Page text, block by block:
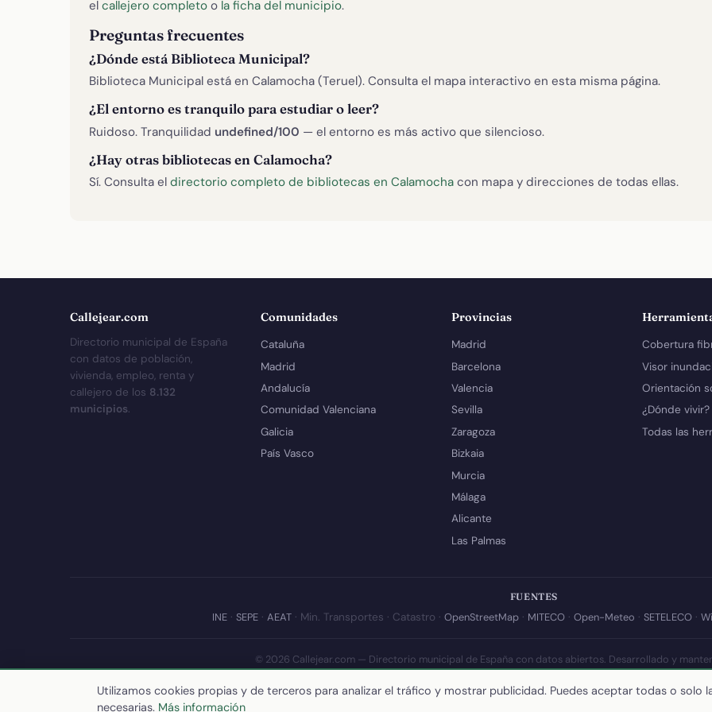
el callejero completo o la ficha del municipio.
Preguntas frecuentes
¿Dónde está Biblioteca Municipal?
Biblioteca Municipal está en Calamocha (Teruel). Consulta el mapa interactivo en esta misma página.
¿El entorno es tranquilo para estudiar o leer?
Ruidoso. Tranquilidad undefined/100 — el entorno es más activo que silencioso.
¿Hay otras bibliotecas en Calamocha?
Sí. Consulta el directorio completo de bibliotecas en Calamocha con mapa y direcciones de todas ellas.
Callejear.com
Directorio municipal de España
con datos de población,
vivienda, empleo, renta y
callejero de los 8.132
municipios.
Comunidades
Cataluña
Madrid
Andalucía
Comunidad Valenciana
Galicia
País Vasco
Provincias
Madrid
Barcelona
Valencia
Sevilla
Zaragoza
Bizkaia
Murcia
Málaga
Alicante
Las Palmas
Cobertura
Visor
Orientación
¿Dónde vivir?
Todas las
FUENTES
INE · SEPE · AEAT · Min. Transportes · Catastro · OpenStreetMap · MITECO · Open-Meteo · SETELECO ·
© 2026 Callejear.com — Directorio municipal de España con datos abiertos. Desarrollado y
Última actualización de esta página:10 de julio de 2026·Cómo calculamos los
Utilizamos cookies propias y de terceros para analizar el tráfico y mostrar publicidad. Puedes aceptar todas o solo
necesarias. Más información